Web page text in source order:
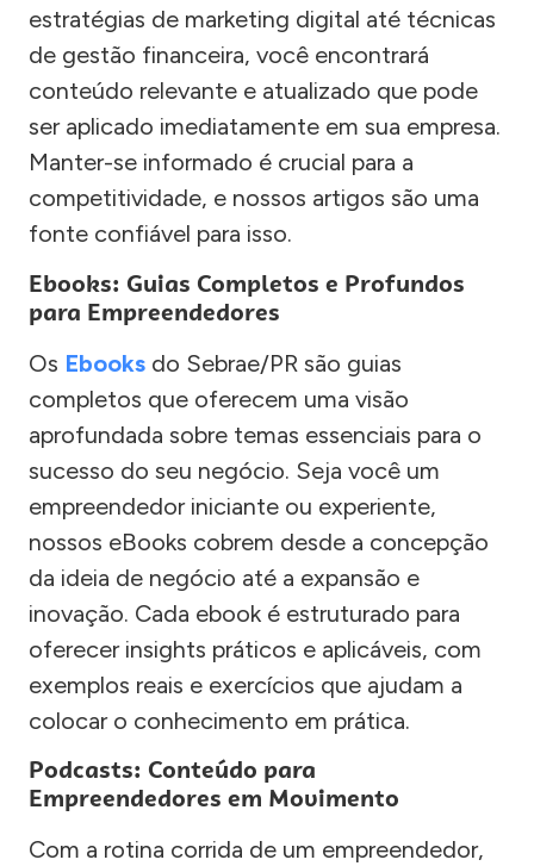
estratégias de marketing digital até técnicas
de gestão financeira, você encontrará
conteúdo relevante e atualizado que pode
ser aplicado imediatamente em sua empresa.
Manter-se informado é crucial para a
competitividade, e nossos artigos são uma
fonte confiável para isso.
Ebooks: Guias Completos e Profundos
para Empreendedores
Os Ebooks do Sebrae/PR são guias
completos que oferecem uma visão
aprofundada sobre temas essenciais para o
sucesso do seu negócio. Seja você um
empreendedor iniciante ou experiente,
nossos eBooks cobrem desde a concepção
da ideia de negócio até a expansão e
inovação. Cada ebook é estruturado para
oferecer insights práticos e aplicáveis, com
exemplos reais e exercícios que ajudam a
colocar o conhecimento em prática.
Podcasts: Conteúdo para
Empreendedores em Movimento
Com a rotina corrida de um empreendedor,